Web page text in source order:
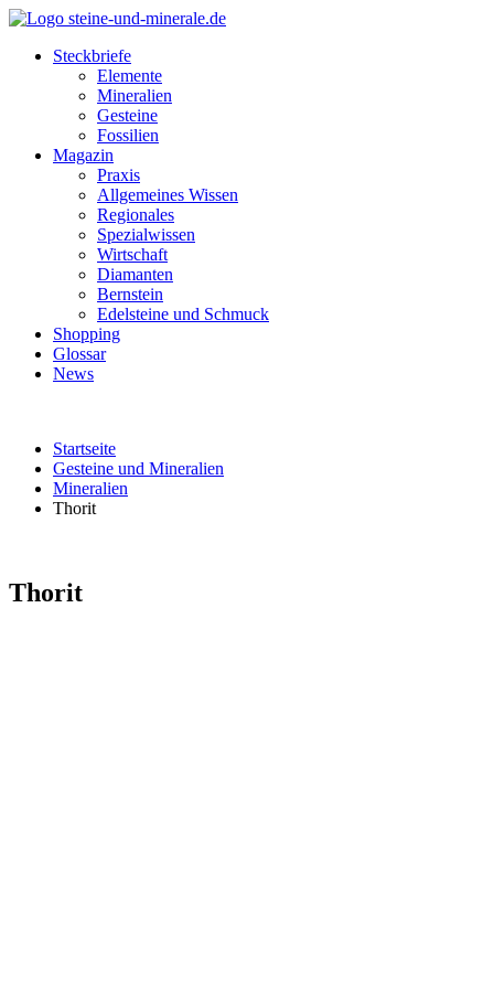
Steckbriefe
Elemente
Mineralien
Gesteine
Fossilien
Magazin
Praxis
Allgemeines Wissen
Regionales
Spezialwissen
Wirtschaft
Diamanten
Bernstein
Edelsteine und Schmuck
Shopping
Glossar
News
Startseite
Gesteine und Mineralien
Mineralien
Thorit
Thorit